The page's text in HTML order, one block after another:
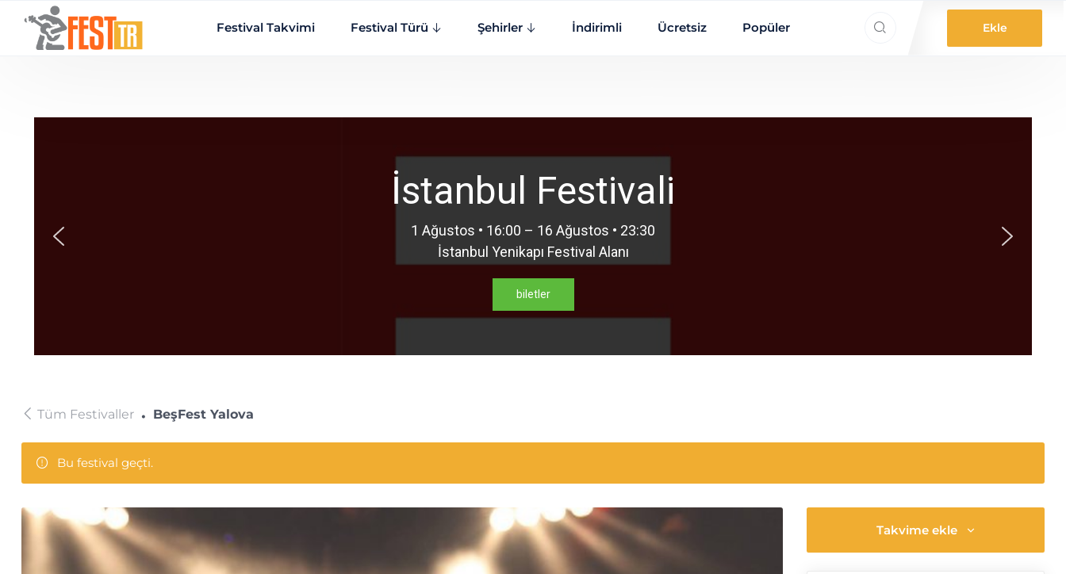
Ana içeriğe atla
Festival Takvimi
Festival Türü Şehirler İndirimli Ücretsiz Popüler Ekle
ne aradınız?
İstanbul Festivali
1 Ağustos • 16:00 – 16 Ağustos • 23:30
İstanbul Yenikapı Festival Alanı
biletler
Tüm Festivaller BeşFest Yalova
Bu festival geçti.
Takvime ekle